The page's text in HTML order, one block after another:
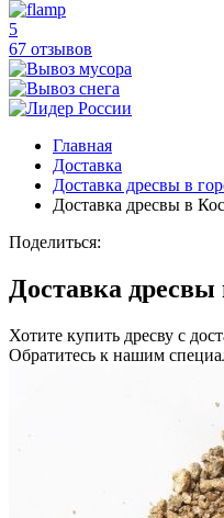
5
67 отзывов
Главная
Доставка
Доставка дресвы в
Доставка дресвы в
Поделиться:
Доставка
Хотите купить дресву с
Обратитесь к нашим